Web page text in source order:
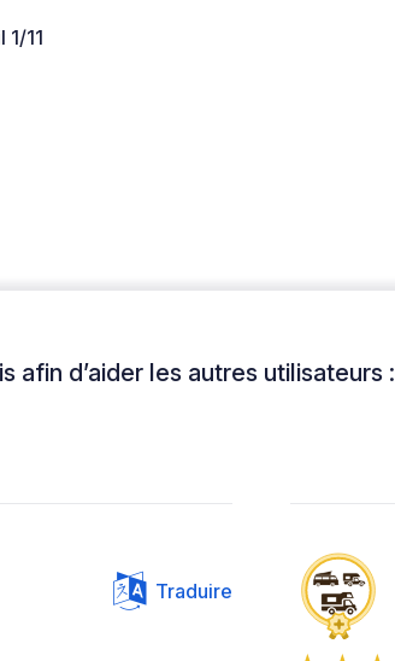
11
afin d’aider les autres utilisateurs :
Traduire